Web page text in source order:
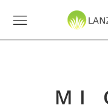
MI